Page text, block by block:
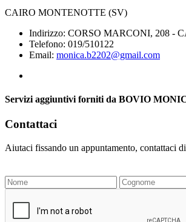
CAIRO MONTENOTTE (SV)
Indirizzo: CORSO MARCONI, 208 -
Telefono: 019/510122
Email: monica.b2202@gmail.com
Servizi aggiuntivi forniti da BOVIO
Contattaci
Aiutaci fissando un appuntamento, contattaci